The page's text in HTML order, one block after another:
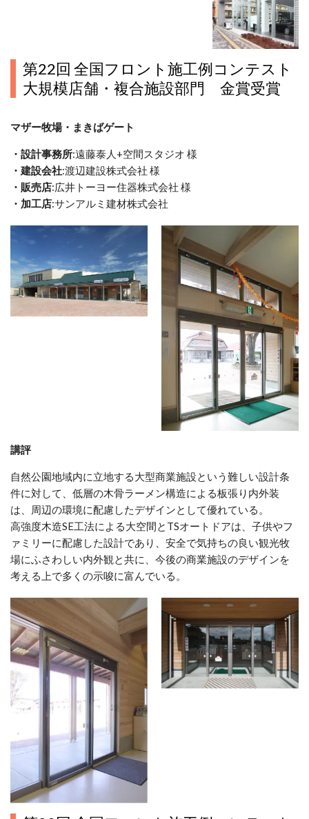
第22回 全国フロント施工例コンテスト
大規模店舗・複合施設部門 金賞受賞
マザー牧場・まきばゲート
・設計事務所:遠藤泰人+空間スタジオ 様
・建設会社:渡辺建設株式会社 様
・販売店:広井トーヨー住器株式会社 様
・加工店:サンアルミ建材株式会社
講評
自然公園地域内に立地する大型商業施設という難しい設計条
件に対して、低層の木骨ラーメン構造による板張り内外装
は、周辺の環境に配慮したデザインとして優れている。
高強度木造SE工法による大空間とTSオートドアは、子供やフ
ァミリーに配慮した設計であり、安全で気持ちの良い観光牧
場にふさわしい内外観と共に、今後の商業施設のデザインを
考える上で多くの示唆に富んでいる。